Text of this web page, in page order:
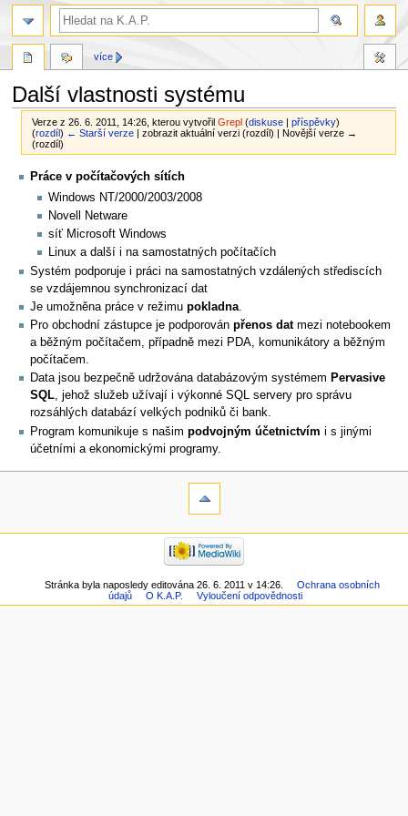
Další vlastnosti systému
Verze z 26. 6. 2011, 14:26, kterou vytvořil Grepl (diskuse | příspěvky)
(rozdíl) ← Starší verze | zobrazit aktuální verzi (rozdíl) | Novější verze →
(rozdíl)
Skočit
navigaci
Skočit
vyhledávání
Práce v počítačových sítích
Windows NT/2000/2003/2008
Novell Netware
síť Microsoft Windows
Linux a další i na samostatných počítačích
Systém podporuje i práci na samostatných vzdálených střediscích
se vzdájemnou synchronizací dat
Je umožněna práce v režimu pokladna.
Pro obchodní zástupce je podporován přenos datmezi notebookem
a běžným počítačem, případně mezi PDA, komunikátory a běžným
počítačem.
Data jsou bezpečně udržována databázovým systémem Pervasive
SQL, jehož služeb užívají i výkonné SQL servery pro správu
rozsáhlých databází velkých podniků či bank.
Program komunikuje s našim podvojným účetnictvím i s jinými
účetními a ekonomickými programy.
více
Stránka byla naposledy editována 26. 6. 2011 v 14:26.
Ochrana osobních
údajů
O K.A.P. Vyloučení odpovědnosti